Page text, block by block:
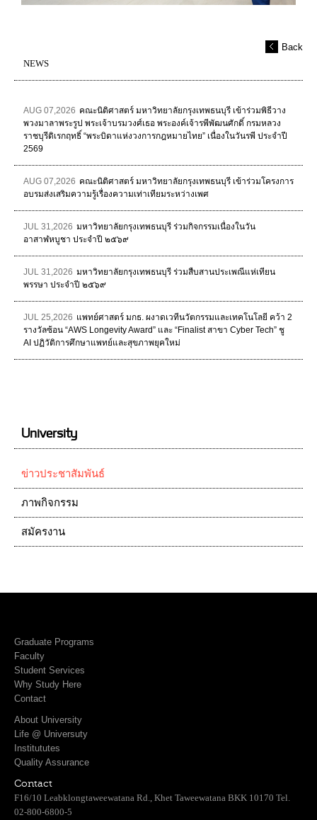
Back
NEWS
AUG 07,2026 คณะนิติศาสตร์ มหาวิทยาลัยกรุงเทพธนบุรี เข้าร่วมพิธีวาง
พวงมาลาพระรูป พระเจ้าบรมวงศ์เธอ พระองค์เจ้ารพีพัฒนศักดิ์ กรมหลวง
ราชบุรีดิเรกฤทธิ์ “พระบิดาแห่งวงการกฎหมายไทย” เนื่องในวันรพี ประจำปี
2569
AUG 07,2026 คณะนิติศาสตร์ มหาวิทยาลัยกรุงเทพธนบุรี เข้าร่วมโครงการ
อบรมส่งเสริมความรู้เรื่องความเท่าเทียมระหว่างเพศ
JUL 31,2026 มหาวิทยาลัยกรุงเทพธนบุรี ร่วมกิจกรรมเนื่องในวัน
อาสาฬหบูชา ประจำปี ๒๕๖๙
JUL 31,2026 มหาวิทยาลัยกรุงเทพธนบุรี ร่วมสืบสานประเพณีแห่เทียน
พรรษา ประจำปี ๒๕๖๙
JUL 25,2026 แพทย์ศาสตร์ มกธ. ผงาดเวทีนวัตกรรมและเทคโนโลยี คว้า 2
รางวัลซ้อน “AWS Longevity Award” และ “Finalist สาขา Cyber Tech” ชู
AI ปฏิวัติการศึกษาแพทย์และสุขภาพยุคใหม่
University
ข่าวประชาสัมพันธ์
ภาพกิจกรรม
สมัครงาน
Graduate Programs
Faculty
Student Services
Why Study Here
Contact
About University
Life @ Universuty
Institututes
Quality Assurance
Contact
F16/10 Leabklongtaweewatana Rd., Khet Taweewatana BKK 10170 Tel.
02-800-6800-5